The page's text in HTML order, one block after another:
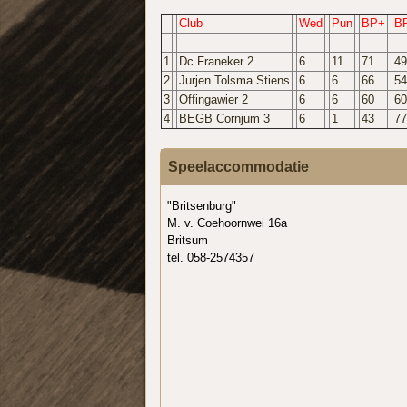
Club Wed Pun BP+
1 Dc Franeker 2 6 11 71
49
2
Jurjen Tolsma Stiens 6 6 66
54
3
Offingawier 2 6 6 60
60
4
BEGB Cornjum 3 6 1 43 77
Speelaccommodatie
"Britsenburg"
M. v. Coehoornwei 16a
Britsum
tel. 058-2574357